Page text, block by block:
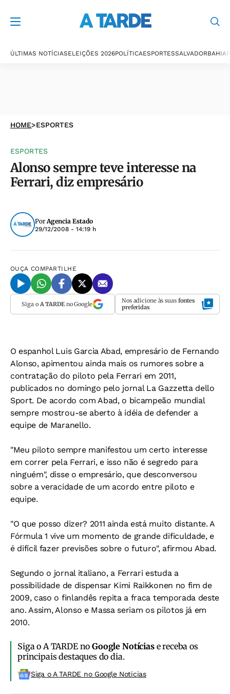
ÚLTIMAS NOTÍCIASELEIÇÕES 2026POLÍTICAESPORTESSALVADORBAHIA
HOME>ESPORTES
ESPORTES
Alonso sempre teve interesse na
Ferrari, diz empresário
PorAgencia Estado
29/12/2008 - 14:19 h
OUÇA COMPARTILHE
Siga o A TARDEno Google Nos adicione às suas fontes
preferidas
O espanhol Luis Garcia Abad, empresário de Fernando
Alonso, apimentou ainda mais os rumores sobre a
contratação do piloto pela Ferrari em 2011,
publicados no domingo pelo jornal La Gazzetta dello
Sport. De acordo com Abad, o bicampeão mundial
sempre mostrou-se aberto à idéia de defender a
equipe de Maranello.
"Meu piloto sempre manifestou um certo interesse
em correr pela Ferrari, e isso não é segredo para
ninguém", disse o empresário, que desconversou
sobre a veracidade de um acordo entre piloto e
equipe.
"O que posso dizer? 2011 ainda está muito distante. A
Fórmula 1 vive um momento de grande dificuldade, e
é difícil fazer previsões sobre o futuro", afirmou Abad.
Segundo o jornal italiano, a Ferrari estuda a
possibilidade de dispensar Kimi Raikkonen no fim de
2009, caso o finlandês repita a fraca temporada deste
ano. Assim, Alonso e Massa seriam os pilotos já em
2010.
Siga o A TARDE noGoogle Notíciase receba os
principais destaques do dia.
Siga o A TARDE no Google Noticias